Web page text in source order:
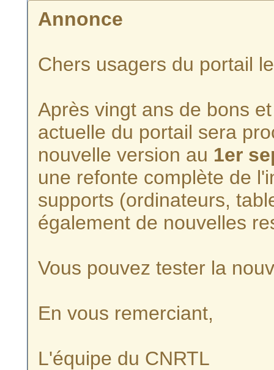
Annonce
Chers usagers du portail
Après vingt ans de bons
actuelle du portail sera
nouvelle version au 1er
une refonte complète de
supports (ordinateurs,
également de nouvelles
Vous pouvez tester la
En vous remerciant,
L'équipe du CNRTL